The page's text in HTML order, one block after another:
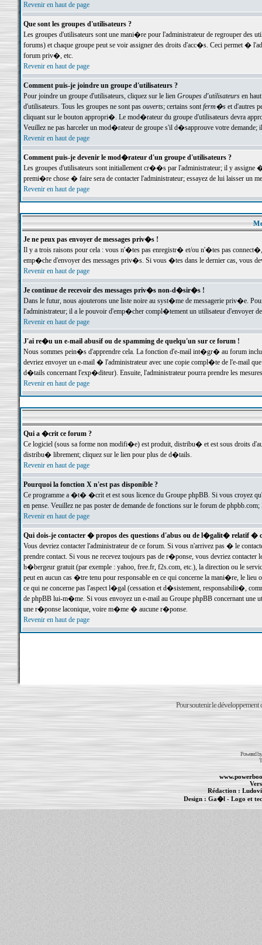
Revenir en haut de page
Que sont les groupes d'utilisateurs ?
Les groupes d'utilisateurs sont une mani�re pour l'administrateur de regrouper des
forums) et chaque groupe peut se voir assigner des droits d'acc�s. Ceci permet
forum priv�, etc.
Revenir en haut de page
Comment puis-je joindre un groupe d'utilisateurs ?
Pour joindre un groupe d'utilisateurs, cliquez sur le lien Groupes d'utilisateursen haut
d'utilisateurs. Tous les groupes ne sont pas ouverts; certains sontferm�set d'autres
cliquant sur le bouton appropri�. Le mod�rateur du groupe d'utilisateurs devra
Veuillez ne pas harceler un mod�rateur de groupe s'il d�sapprouve votre demande;
Revenir en haut de page
Comment puis-je devenir le mod�rateur d'un groupe d'utilisateurs ?
Les groupes d'utilisateurs sont initiallement cr��s par l'administrateur; il y
premi�re chose � faire sera de contacter l'administrateur; essayez de lui laisser un
Revenir en haut de page
Je ne peux pas envoyer de messages priv�s !
Il y a trois raisons pour cela : vous n'�tes pas enregistr� et/ou n'�tes pas
emp�che d'envoyer des messages priv�s. Si vous �tes dans le dernier cas, vous
Revenir en haut de page
Je continue de recevoir des messages priv�s non-d�sir�s !
Dans le futur, nous ajouterons une liste noire au syst�me de messagerie priv�e.
l'administrateur; il a le pouvoir d'emp�cher compl�tement un utilisateur d'envoyer
Revenir en haut de page
J'ai re�u un e-mail abusif ou de spamming de quelqu'un sur ce forum !
Nous sommes pein�s d'apprendre cela. La fonction d'e-mail int�gr� au forum inclut
devriez envoyer un e-mail � l'administrateur avec une copie compl�te de l'e-mail
d�tails concernant l'exp�diteur). Ensuite, l'administrateur pourra prendre les
Revenir en haut de page
Qui a �crit ce forum ?
Ce logiciel (sous sa forme non modifi�e) est produit, distribu� et est sous droits
distribu� librement; cliquez sur le lien pour plus de d�tails.
Revenir en haut de page
Pourquoi la fonction X n'est pas disponible ?
Ce programme a �t� �crit et est sous licence du Groupe phpBB. Si vous croyez
en pense. Veuillez ne pas poster de demande de fonctions sur le forum de
Revenir en haut de page
Qui dois-je contacter � propos des questions d'abus ou de l�galit� relatif �
Vous devriez contacter l'administrateur de ce forum. Si vous n'arrivez pas � le
prendre contact. Si vous ne recevez toujours pas de r�ponse, vous devriez
h�bergeur gratuit (par exemple : yahoo, free.fr, f2s.com, etc.), la direction ou le
peut en aucun cas �tre tenu pour responsable en ce qui concerne la mani�re, le
ce qui ne concerne pas l'aspect l�gal (cessation et d�sistement, responsabilit�,
de phpBB lui-m�me. Si vous envoyez un e-mail au Groupe phpBB concernant une
une r�ponse laconique, voire m�me � aucune r�ponse.
Revenir en haut de page
Pour soutenir le développement
Powered
Rédaction :
Design :Ga�l- Logo et
Informations :